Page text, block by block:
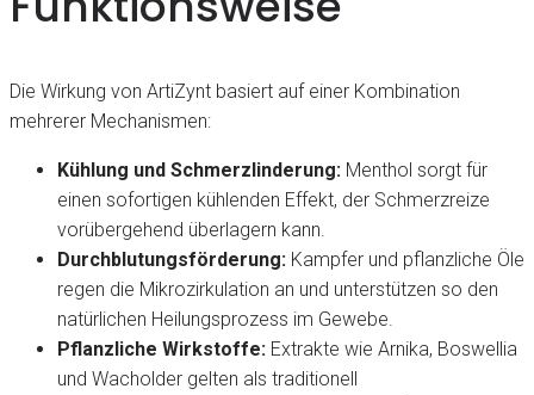
Die Wirkung von ArtiZynt basiert auf einer Kombination
mehrerer Mechanismen:
Kühlung und Schmerzlinderung: Menthol sorgt für
einen sofortigen kühlenden Effekt, der Schmerzreize
vorübergehend überlagern kann.
Durchblutungsförderung: Kampfer und pflanzliche Öle
regen die Mikrozirkulation an und unterstützen so den
natürlichen Heilungsprozess im Gewebe.
Pflanzliche Wirkstoffe: Extrakte wie Arnika, Boswellia
und Wacholder gelten als traditionell